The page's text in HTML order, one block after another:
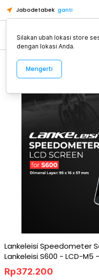
Jabodetabek ganti
Alat Kopi
Lankeleisi Speedometer
Lankeleisi S600 - LCD-M5 -
Rp372.200
Silakan ubah lokasi store
dengan lokasi Anda.
Mengerti